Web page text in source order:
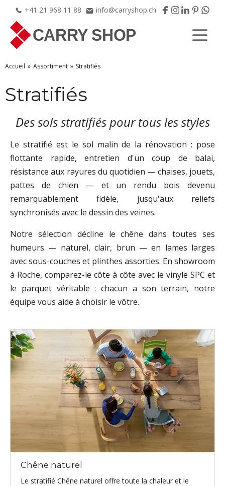
+41 21 968 11 88 info@carryshop.ch
Accueil Assortiment Stratifiés
Stratifiés
Des sols stratifiés pour tous les styles
Le stratifié est le sol malin de la rénovation : pose
flottante rapide, entretien d'un coup de balai,
résistance aux rayures du quotidien — chaises, jouets,
pattes de chien — et un rendu bois devenu
remarquablement fidèle, jusqu'aux reliefs
synchronisés avec le dessin des veines.
Notre sélection décline le chêne dans toutes ses
humeurs — naturel, clair, brun — en lames larges
avec sous-couches et plinthes assorties. En showroom
à Roche, comparez-le côte à côte avec le vinyle SPC et
le parquet véritable : chacun a son terrain, notre
équipe vous aide à choisir le vôtre.
Chêne naturel
Le stratifié Chêne naturel offre toute la chaleur et le